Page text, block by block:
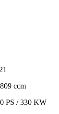
ccm
/ 330 KW